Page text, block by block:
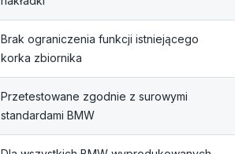
Brak ograniczenia funkcji istniejącego
korka zbiornika
Przetestowane zgodnie z surowymi
standardami BMW